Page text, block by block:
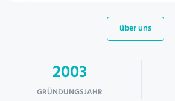
über uns
2003
GRÜNDUNGSJAHR